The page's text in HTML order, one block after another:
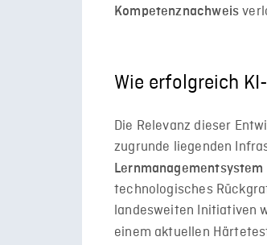
Kompetenznachweis
Wie erfolgreich
Die Relevanz dieser
zugrunde liegenden
Lernmanagementsystem
technologisches
landesweiten Initiativen
einem aktuellen